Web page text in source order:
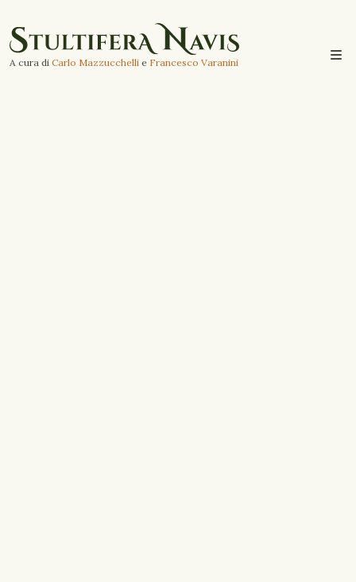
A cura di Carlo Mazzucchelli e Francesco Varanini